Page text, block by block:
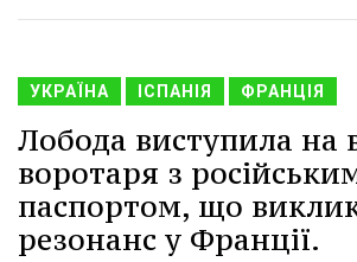
УКРАЇНА ІСПАНІЯ ФРАНЦІЯ
Лобода виступила на
воротаря з
паспортом, що
резонанс у Франції.